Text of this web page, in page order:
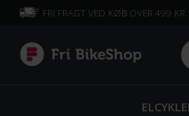
FRI FRAGT VED KØB OVER 499